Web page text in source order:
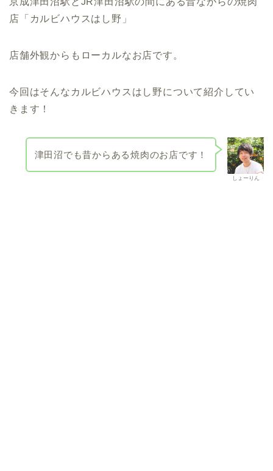
店「カルビハウスはし野」
店舗外観からもローカルなお店です。
今回はそんなカルビハウスはし野について紹介してい
きます！
しょーりん
津田沼でも昔からある焼肉のお店です！